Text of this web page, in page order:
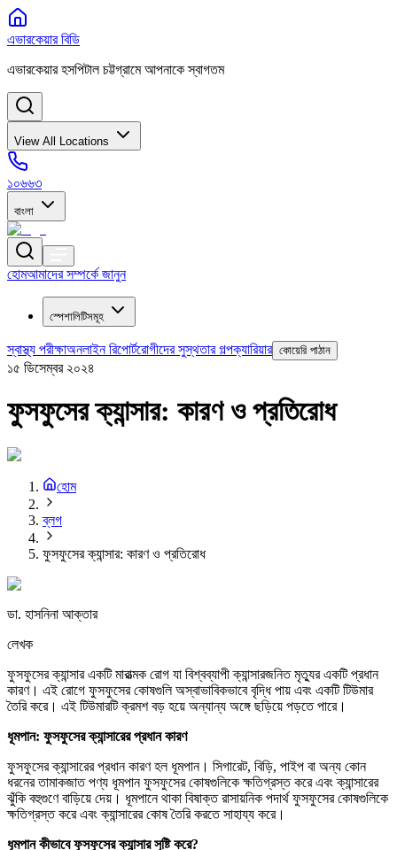
এভারকেয়ার বিডি
এভারকেয়ার হসপিটাল চট্টগ্রামে আপনাকে স্বাগতম
View All Locations
১০৬৬৩
বাংলা
হোমআমাদের সম্পর্কে জানুন
স্পেশালিটিসমূহ
স্বাস্থ্য পরীক্ষাঅনলাইন রিপোর্টরোগীদের সুস্থতার গল্পক্যারিয়ার কোয়েরি পাঠান
১৫ ডিসেম্বর ২০২৪
ফুসফুসের ক্যান্সার: কারণ ও প্রতিরোধ
হোম
ব্লগ
ফুসফুসের ক্যান্সার: কারণ ও প্রতিরোধ
ডা. হাসনিনা আক্তার
লেখক
ফুসফুসের ক্যান্সার একটি মারাত্মক রোগ যা বিশ্বব্যাপী ক্যান্সারজনিত মৃত্যুর একটি প্রধান
কারণ। এই রোগে ফুসফুসের কোষগুলি অস্বাভাবিকভাবে বৃদ্ধি পায় এবং একটি টিউমার
তৈরি করে। এই টিউমারটি ক্রমশ বড় হয়ে অন্যান্য অঙ্গে ছড়িয়ে পড়তে পারে।
ধূমপান: ফুসফুসেরক্যান্সারেরপ্রধানকারণ
ফুসফুসের ক্যান্সারের প্রধান কারণ হল ধূমপান। সিগারেট, বিড়ি, পাইপ বা অন্য কোন
ধরনের তামাকজাত পণ্য ধূমপান ফুসফুসের কোষগুলিকে ক্ষতিগ্রস্ত করে এবং ক্যান্সারের
ঝুঁকি বহুগুণে বাড়িয়ে দেয়। ধূমপানে থাকা বিষাক্ত রাসায়নিক পদার্থ ফুসফুসের কোষগুলিকে
ক্ষতিগ্রস্ত করে এবং ক্যান্সারের কোষ তৈরি করতে সাহায্য করে।
ধূমপানকীভাবেফুসফুসেরক্যান্সারসৃষ্টিকরে?